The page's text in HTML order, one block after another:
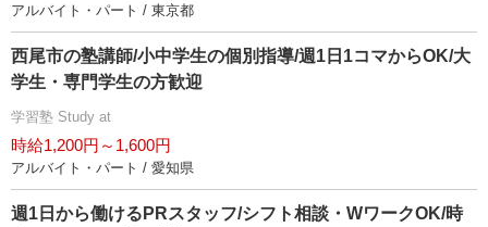
アルバイト・パート / 東京都
西尾市の塾講師/小中学生の個別指導/週1日1コマからOK/大
学生・専門学生の方歓迎
学習塾 Study at
時給1,200円～1,600円
アルバイト・パート / 愛知県
週1日から働けるPRスタッフ/シフト相談・WワークOK/時